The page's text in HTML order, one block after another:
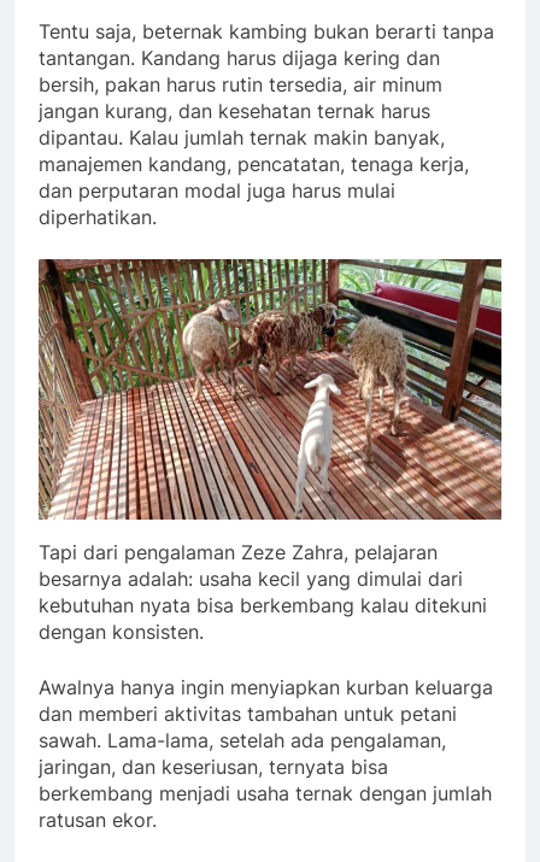
Tentu saja, beternak kambing bukan berarti tanpa
tantangan. Kandang harus dijaga kering dan
bersih, pakan harus rutin tersedia, air minum
jangan kurang, dan kesehatan ternak harus
dipantau. Kalau jumlah ternak makin banyak,
manajemen kandang, pencatatan, tenaga kerja,
dan perputaran modal juga harus mulai
diperhatikan.
Tapi dari pengalaman Zeze Zahra, pelajaran
besarnya adalah: usaha kecil yang dimulai dari
kebutuhan nyata bisa berkembang kalau ditekuni
dengan konsisten.
Awalnya hanya ingin menyiapkan kurban keluarga
dan memberi aktivitas tambahan untuk petani
sawah. Lama-lama, setelah ada pengalaman,
jaringan, dan keseriusan, ternyata bisa
berkembang menjadi usaha ternak dengan jumlah
ratusan ekor.